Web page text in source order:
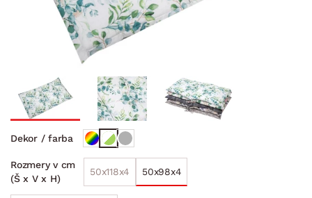
Dekor / farba
Rozmery v cm
(Š x V x H)
50x118x4 50x98x4